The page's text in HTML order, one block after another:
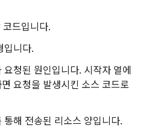
코드입니다.
입니다.
요청된 원인입니다. 시작자 열에
요청을 발생시킨 소스 코드로
통해 전송된 리소스 양입니다.